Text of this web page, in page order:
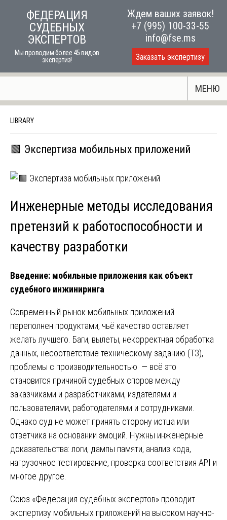
ФЕДЕРАЦИЯ
СУДЕБНЫХ
ЭКСПЕРТОВ
Мы проводим более 45 видов
экспертиз!
Ждем ваших заявок!
+7 (995) 100-33-55
info@fse.ms
Заказать экспертизу
МЕНЮ
LIBRARY
🟩 Экспертиза мобильных приложений
Инженерные методы исследования
претензий к работоспособности и
качеству разработки
Введение: мобильные приложения как объект
судебного инжиниринга
Современный рынок мобильных приложений
переполнен продуктами, чьё качество оставляет
желать лучшего. Баги, вылеты, некорректная обработка
данных, несоответствие техническому заданию (ТЗ),
проблемы с производительностью — всё это
становится причиной судебных споров между
заказчиками и разработчиками, издателями и
пользователями, работодателями и сотрудниками.
Однако суд не может принять сторону истца или
ответчика на основании эмоций. Нужны инженерные
доказательства: логи, дампы памяти, анализ кода,
нагрузочное тестирование, проверка соответствия API и
многое другое.
Союз «Федерация судебных экспертов» проводит
экспертизу мобильных приложений на высоком научно-